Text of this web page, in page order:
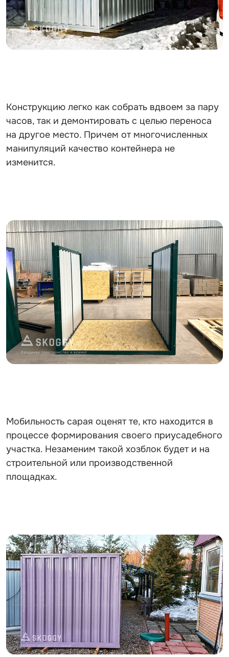
Конструкцию легко как собрать вдвоем за пару
часов, так и демонтировать с целью переноса
на другое место. Причем от многочисленных
манипуляций качество контейнера не
изменится.
Мобильность сарая оценят те, кто находится в
процессе формирования своего приусадебного
участка. Незаменим такой хозблок будет и на
строительной или производственной
площадках.